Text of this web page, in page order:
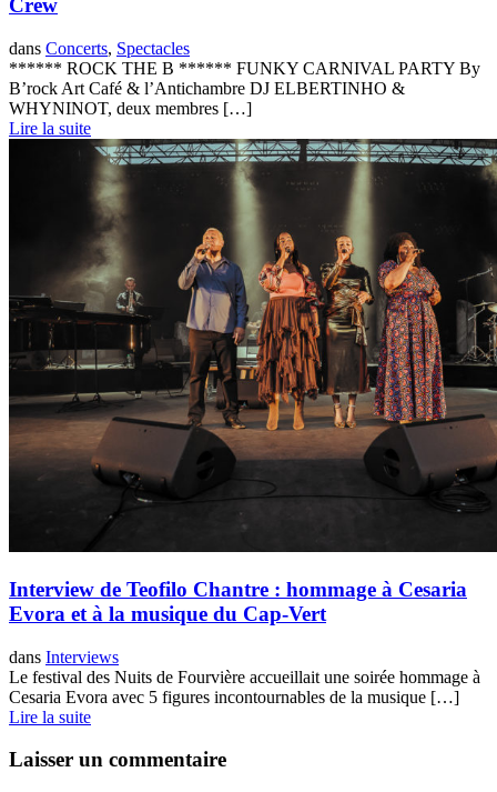
Crew
dans Concerts, Spectacles
****** ROCK THE B ****** FUNKY CARNIVAL PARTY By
B’rock Art Café & l’Antichambre DJ ELBERTINHO &
WHYNINOT, deux membres […]
Lire la suite
Interview de Teofilo Chantre : hommage à Cesaria
Evora et à la musique du Cap-Vert
dans Interviews
Le festival des Nuits de Fourvière accueillait une soirée hommage à
Cesaria Evora avec 5 figures incontournables de la musique […]
Lire la suite
Laisser un commentaire